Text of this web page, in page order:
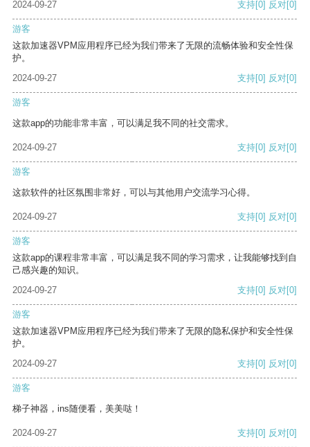
2024-09-27 支持[0] 反对[0]
游客
这款加速器VPM应用程序已经为我们带来了无限的流畅体验和安全性保
护。
2024-09-27
支持[0] 反对[0]
游客
这款app的功能非常丰富，可以满足我不同的社交需求。
2024-09-27 支持[0] 反对[0]
游客
这款软件的社区氛围非常好，可以与其他用户交流学习心得。
2024-09-27 支持[0] 反对[0]
游客
这款app的课程非常丰富，可以满足我不同的学习需求，让我能够找到自
己感兴趣的知识。
2024-09-27
支持[0] 反对[0]
游客
这款加速器VPM应用程序已经为我们带来了无限的隐私保护和安全性保
护。
2024-09-27
支持[0] 反对[0]
游客
梯子神器，ins随便看，美美哒！
2024-09-27 支持[0] 反对[0]